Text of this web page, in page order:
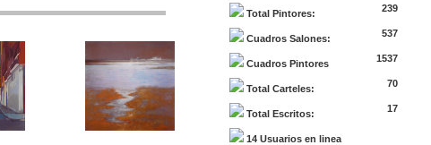
Total Pintores: 239
Cuadros Salones: 537
Cuadros Pintores 1537
Total Carteles: 70
Total Escritos: 17
14 Usuarios en linea